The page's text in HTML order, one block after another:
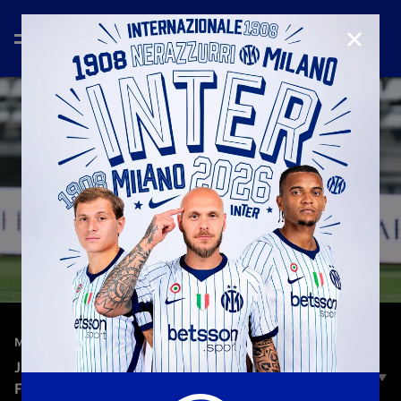
MATCH REVIEW | WOMEN —11 mag 2026
JUVENTUS-INTER 3-3 | MATCH REVIEW | SERIE A
FEMMINILE 2025/26